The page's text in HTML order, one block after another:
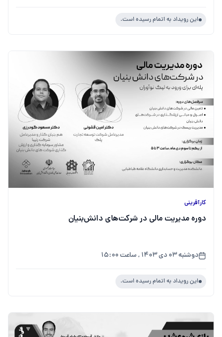
این رویداد به اتمام رسیده است.
کارآفرینی
دوره مدیریت مالی در شرکت‌های دانش‌بنیان
دوشنبه ۰۳ دی ۱۴۰۳ , ساعت ۱۵:۰۰
این رویداد به اتمام رسیده است.